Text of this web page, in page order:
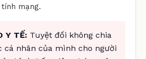
mạng.
Y TẾ: Tuyệt đối không chia
cá nhân của mình cho người